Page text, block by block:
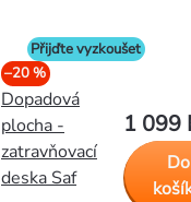
Přijďte vyzkoušet
–20 %
Dopadová
plocha -
zatravňovací
deska Saf
1 099
Do